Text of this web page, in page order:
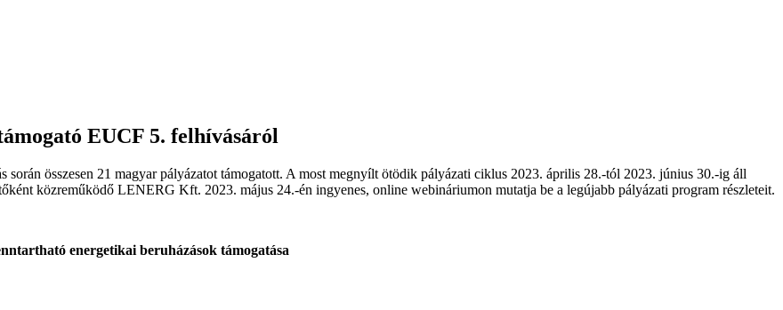
EUCF 5. felhívásáról
során összesen 21 magyar pályázatot támogatott. A most megnyílt ötödik pályázati ciklus 2023. április 28.-tól 2023. június 30.-ig áll
közreműködő LENERG Kft. 2023. május 24.-én ingyenes, online webináriumon mutatja be a legújabb pályázati program részleteit.
energetikai beruházások támogatása